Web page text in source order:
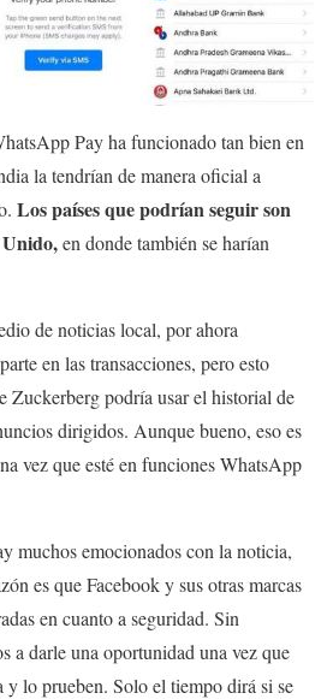
Pay ha funcionado tan bien en
la tendrían de manera oficial a
Los países que podrían seguir son
en donde también se harían
de noticias local, por ahora
en las transacciones, pero esto
Zuckerberg podría usar el historial de
dirigidos. Aunque bueno, eso es
vez que esté en funciones WhatsApp
muchos emocionados con la noticia,
es que Facebook y sus otras marcas
en cuanto a seguridad. Sin
a darle una oportunidad una vez que
lo prueben. Solo el tiempo dirá si se